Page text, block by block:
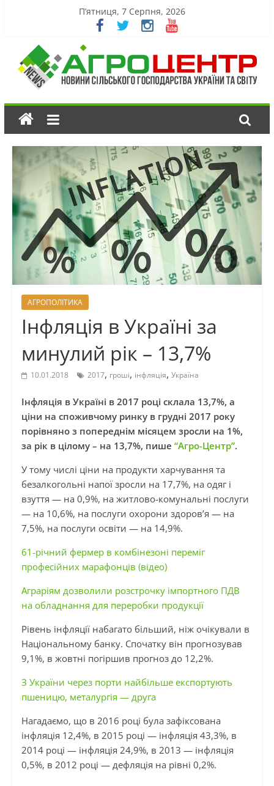
П’ятниця, 7 Серпня, 2026
АГРОПОЛІТИКА
Інфляція в Україні за
минулий рік – 13,7%
10.01.2018 2017, гроші, інфляція, Україна
Інфляція в Україні в 2017 році склала 13,7%, а
ціни на споживчому ринку в грудні 2017 року
порівняно з попереднім місяцем зросли на 1%,
за рік в цілому – на 13,7%, пише “Агро-Центр”.
У тому числі ціни на продукти харчування та
безалкогольні напої зросли на 17,7%, на одяг і
взуття — на 0,9%, на житлово-комунальні послуги
— на 10,6%, на послуги охорони здоров’я — на
7,5%, на послуги освіти — на 14,9%.
61-річний фермер в комбінезоні переміг
професійних марафонців (відео)
Аграріям дозволили розстрочку імпортного ПДВ
на обладнання для переробки продукції
Рівень інфляції набагато більший, ніж очікували в
Національному банку. Спочатку він прогнозував
9,1%, в жовтні погіршив прогноз до 12,2%.
З України через порти найбільше експортують
пшеницю, металургія — друга
Нагадаємо, що в 2016 році була зафіксована
інфляція 12,4%, в 2015 році — інфляція 43,3%, в
2014 році — інфляція 24,9%, в 2013 — інфляція
0,5%, в 2012 році — дефляція на рівні 0,2%.